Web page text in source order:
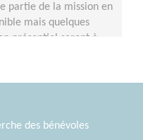
partie de la mission en
mais quelques
présentiel seront à
des bénévoles